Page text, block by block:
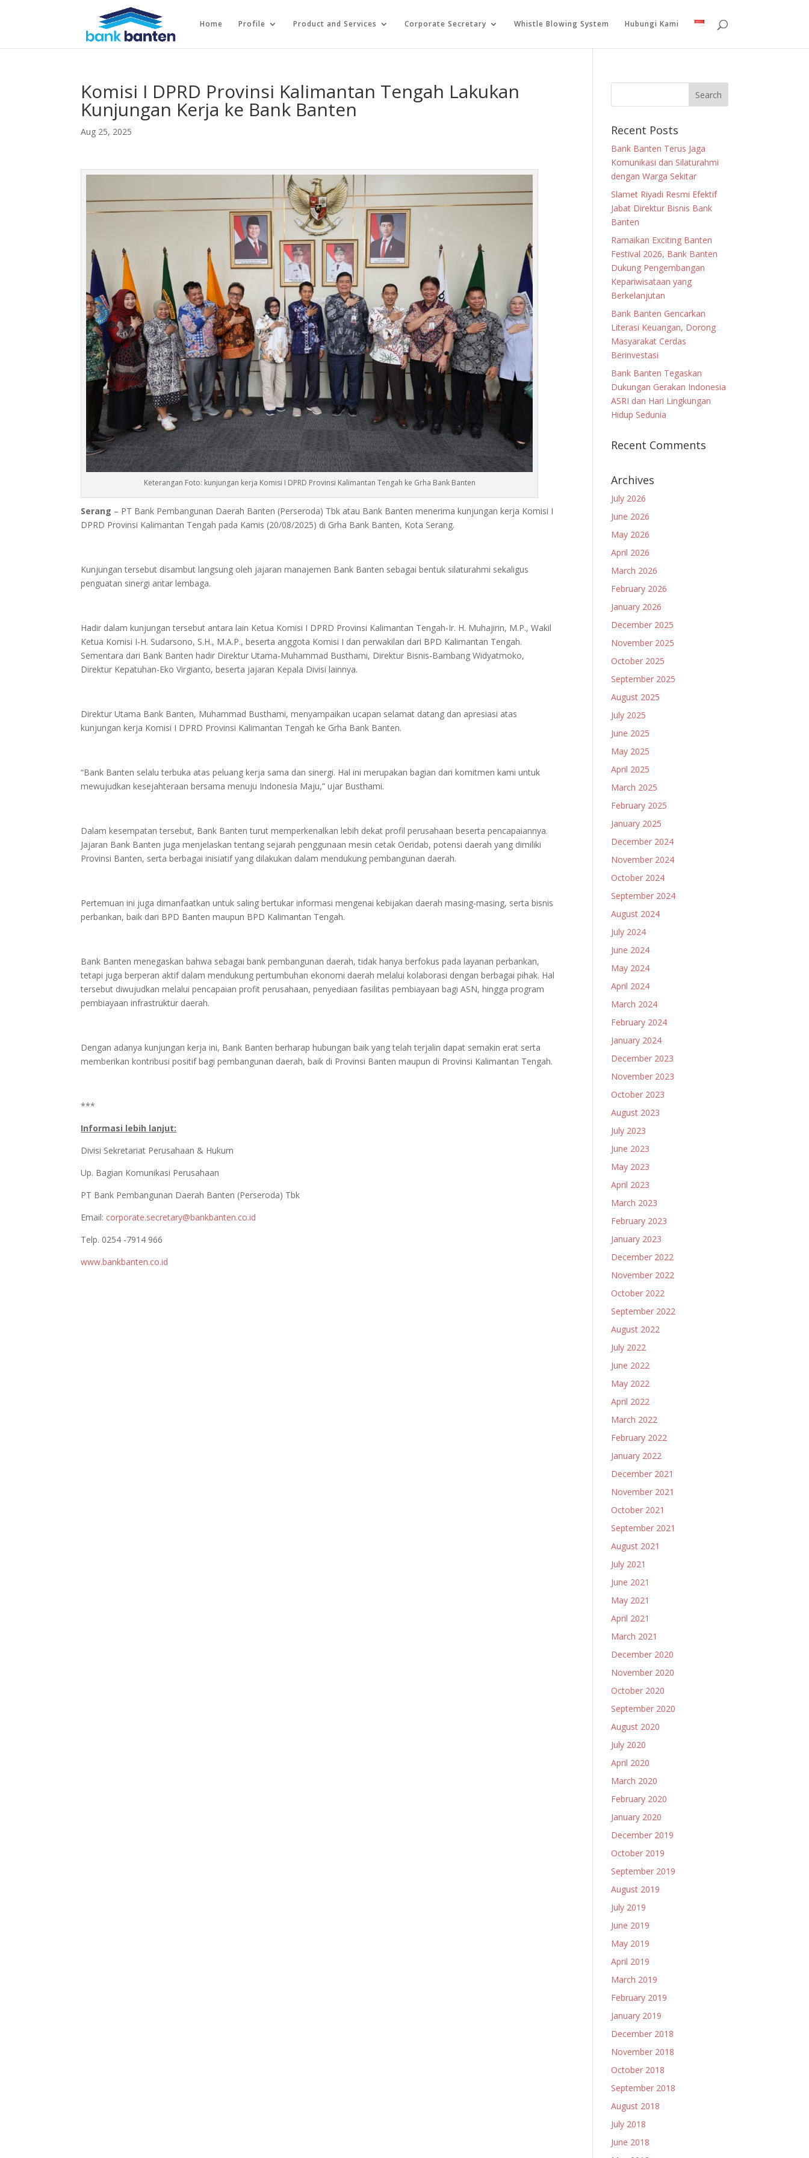
Home Profile Product and Services Corporate Secretary Whistle Blowing System Hubungi Kami
Komisi I DPRD Provinsi Kalimantan Tengah Lakukan
Kunjungan Kerja ke Bank Banten
Aug 25, 2025
Keterangan Foto: kunjungan kerja Komisi I DPRD Provinsi Kalimantan Tengah ke Grha Bank Banten
Serang – PT Bank Pembangunan Daerah Banten (Perseroda) Tbk atau Bank Banten menerima kunjungan kerja Komisi I
DPRD Provinsi Kalimantan Tengah pada Kamis (20/08/2025) di Grha Bank Banten, Kota Serang.
Kunjungan tersebut disambut langsung oleh jajaran manajemen Bank Banten sebagai bentuk silaturahmi sekaligus
penguatan sinergi antar lembaga.
Hadir dalam kunjungan tersebut antara lain Ketua Komisi I DPRD Provinsi Kalimantan Tengah-Ir. H. Muhajirin, M.P., Wakil
Ketua Komisi I-H. Sudarsono, S.H., M.A.P., beserta anggota Komisi I dan perwakilan dari BPD Kalimantan Tengah.
Sementara dari Bank Banten hadir Direktur Utama-Muhammad Busthami, Direktur Bisnis-Bambang Widyatmoko,
Direktur Kepatuhan-Eko Virgianto, beserta jajaran Kepala Divisi lainnya.
Direktur Utama Bank Banten, Muhammad Busthami, menyampaikan ucapan selamat datang dan apresiasi atas
kunjungan kerja Komisi I DPRD Provinsi Kalimantan Tengah ke Grha Bank Banten.
“Bank Banten selalu terbuka atas peluang kerja sama dan sinergi. Hal ini merupakan bagian dari komitmen kami untuk
mewujudkan kesejahteraan bersama menuju Indonesia Maju,” ujar Busthami.
Dalam kesempatan tersebut, Bank Banten turut memperkenalkan lebih dekat profil perusahaan beserta pencapaiannya.
Jajaran Bank Banten juga menjelaskan tentang sejarah penggunaan mesin cetak Oeridab, potensi daerah yang dimiliki
Provinsi Banten, serta berbagai inisiatif yang dilakukan dalam mendukung pembangunan daerah.
Pertemuan ini juga dimanfaatkan untuk saling bertukar informasi mengenai kebijakan daerah masing-masing, serta bisnis
perbankan, baik dari BPD Banten maupun BPD Kalimantan Tengah.
Bank Banten menegaskan bahwa sebagai bank pembangunan daerah, tidak hanya berfokus pada layanan perbankan,
tetapi juga berperan aktif dalam mendukung pertumbuhan ekonomi daerah melalui kolaborasi dengan berbagai pihak. Hal
tersebut diwujudkan melalui pencapaian profit perusahaan, penyediaan fasilitas pembiayaan bagi ASN, hingga program
pembiayaan infrastruktur daerah.
Dengan adanya kunjungan kerja ini, Bank Banten berharap hubungan baik yang telah terjalin dapat semakin erat serta
memberikan kontribusi positif bagi pembangunan daerah, baik di Provinsi Banten maupun di Provinsi Kalimantan Tengah.
***
Informasi lebih lanjut:
Divisi Sekretariat Perusahaan & Hukum
Up. Bagian Komunikasi Perusahaan
PT Bank Pembangunan Daerah Banten (Perseroda) Tbk
Email: corporate.secretary@bankbanten.co.id
Telp. 0254 -7914 966
www.bankbanten.co.id
Recent Posts
Bank Banten Terus Jaga
Komunikasi dan Silaturahmi
dengan Warga Sekitar
Slamet Riyadi Resmi Efektif
Jabat Direktur Bisnis Bank
Banten
Ramaikan Exciting Banten
Festival 2026, Bank Banten
Dukung Pengembangan
Kepariwisataan yang
Berkelanjutan
Bank Banten Gencarkan
Literasi Keuangan, Dorong
Masyarakat Cerdas
Berinvestasi
Bank Banten Tegaskan
Dukungan Gerakan Indonesia
ASRI dan Hari Lingkungan
Hidup Sedunia
Recent Comments
Archives
July 2026
June 2026
May 2026
April 2026
March 2026
February 2026
January 2026
December 2025
November 2025
October 2025
September 2025
August 2025
July 2025
June 2025
May 2025
April 2025
March 2025
February 2025
January 2025
December 2024
November 2024
October 2024
September 2024
August 2024
July 2024
June 2024
May 2024
April 2024
March 2024
February 2024
January 2024
December 2023
November 2023
October 2023
August 2023
July 2023
June 2023
May 2023
April 2023
March 2023
February 2023
January 2023
December 2022
November 2022
October 2022
September 2022
August 2022
July 2022
June 2022
May 2022
April 2022
March 2022
February 2022
January 2022
December 2021
November 2021
October 2021
September 2021
August 2021
July 2021
June 2021
May 2021
April 2021
March 2021
December 2020
November 2020
October 2020
September 2020
August 2020
July 2020
April 2020
March 2020
February 2020
January 2020
December 2019
October 2019
September 2019
August 2019
July 2019
June 2019
May 2019
April 2019
March 2019
February 2019
January 2019
December 2018
November 2018
October 2018
September 2018
August 2018
July 2018
June 2018